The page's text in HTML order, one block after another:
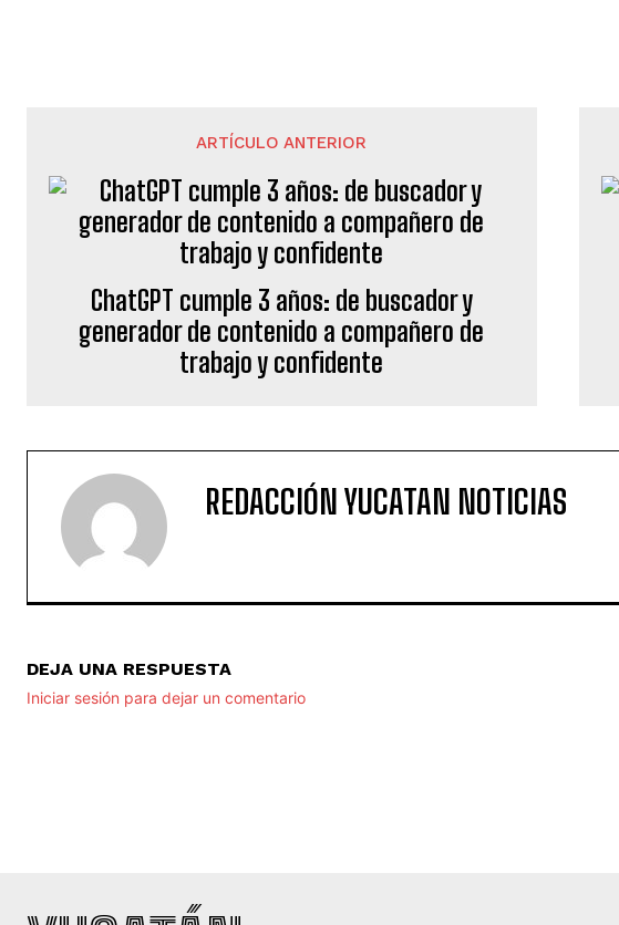
ARTÍCULO ANTERIOR
ChatGPT cumple 3 años: de buscador y
generador de contenido a compañero de
trabajo y confidente
REDACCIÓN YUCATAN NOTICIAS
DEJA UNA RESPUESTA
Iniciar sesión para dejar un comentario